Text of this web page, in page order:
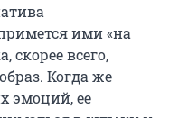
ими «на
скорее всего,
Когда же
эмоций, ее